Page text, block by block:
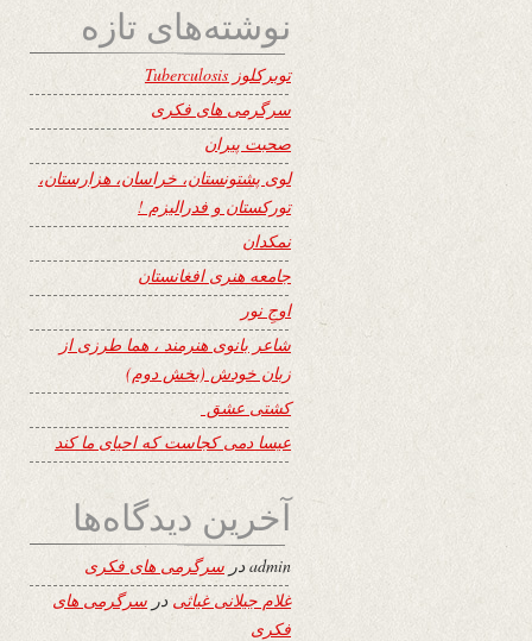
نوشته‌های تازه
توبرکلوز Tuberculosis
سرگرمی های فکری
صحبت پیران
لوی پشتونستان، خراسان، هزارستان،
تورکستان و فدرالیزم !
نمکدان
جامعه هنری افغانستان
اوجِ نور
شاعر بانوی هنرمند ، هما طرزی از
زبان خودش (بخش دوم)
کشتی عشق
عیسا دمی کجاست که احیای ما کند
آخرین دیدگاه‌ها
adminدر سرگرمی های فکری
غلام جیلانی غیاثی در سرگرمی های
فکری